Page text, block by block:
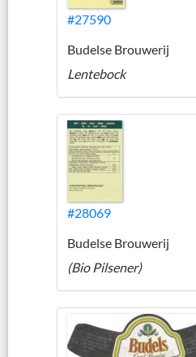
#27590
Budelse Brouwerij
Lentebock
#28069
Budelse Brouwerij
(Bio Pilsener)